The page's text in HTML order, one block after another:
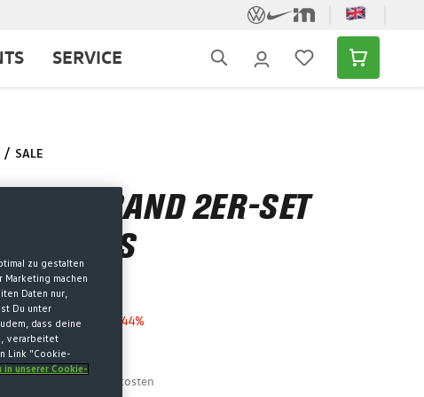
SERVICE
SALE
2ER-SET G
WEISS
niedrigster Preis -44%
MwSt. zzgl. Versandkosten
zu gestalten
machen
Daten nur,
Du unter
dass deine
verarbeitet
Link "Cookie-
in unserer Cookie-